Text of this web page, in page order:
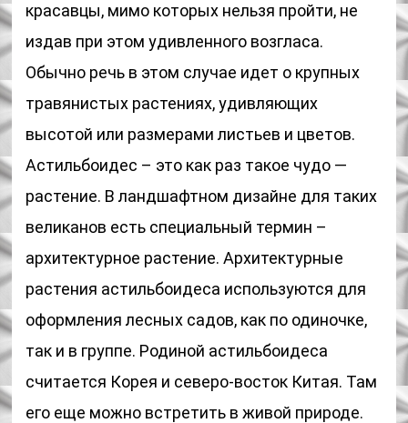
красавцы, мимо которых нельзя пройти, не
издав при этом удивленного возгласа.
Обычно речь в этом случае идет о крупных
травянистых растениях, удивляющих
высотой или размерами листьев и цветов.
Астильбоидес – это как раз такое чудо —
растение. В ландшафтном дизайне для таких
великанов есть специальный термин –
архитектурное растение. Архитектурные
растения астильбоидеса используются для
оформления лесных садов, как по одиночке,
так и в группе. Родиной астильбоидеса
считается Корея и северо-восток Китая. Там
его еще можно встретить в живой природе.